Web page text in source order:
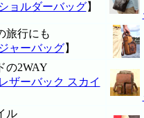
ョルダーバッグ】
旅行にも
ャーバッグ】
の2WAY
ザーバック スカイ
ル